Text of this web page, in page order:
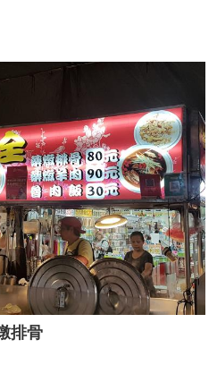
排骨